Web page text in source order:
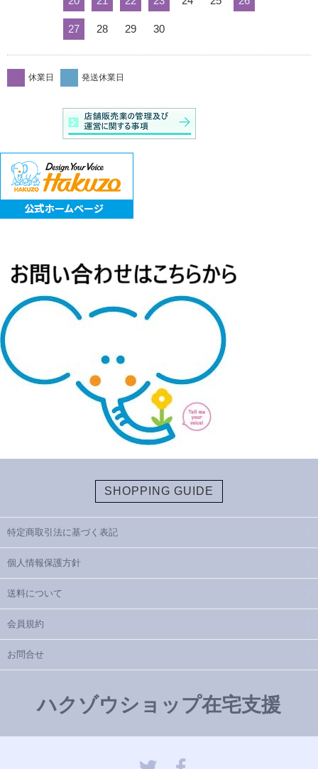
27 28 29 30
休業日 発送休業日
SHOPPING GUIDE
特定商取引法に基づく表記
個人情報保護方針
送料について
会員規約
お問合せ
ハクゾウショップ在宅支援